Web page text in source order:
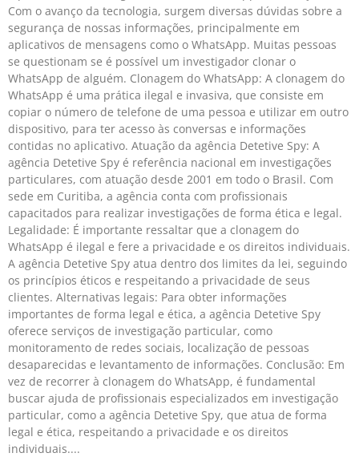
Com o avanço da tecnologia, surgem diversas dúvidas sobre a
segurança de nossas informações, principalmente em
aplicativos de mensagens como o WhatsApp. Muitas pessoas
se questionam se é possível um investigador clonar o
WhatsApp de alguém. Clonagem do WhatsApp: A clonagem do
WhatsApp é uma prática ilegal e invasiva, que consiste em
copiar o número de telefone de uma pessoa e utilizar em outro
dispositivo, para ter acesso às conversas e informações
contidas no aplicativo. Atuação da agência Detetive Spy: A
agência Detetive Spy é referência nacional em investigações
particulares, com atuação desde 2001 em todo o Brasil. Com
sede em Curitiba, a agência conta com profissionais
capacitados para realizar investigações de forma ética e legal.
Legalidade: É importante ressaltar que a clonagem do
WhatsApp é ilegal e fere a privacidade e os direitos individuais.
A agência Detetive Spy atua dentro dos limites da lei, seguindo
os princípios éticos e respeitando a privacidade de seus
clientes. Alternativas legais: Para obter informações
importantes de forma legal e ética, a agência Detetive Spy
oferece serviços de investigação particular, como
monitoramento de redes sociais, localização de pessoas
desaparecidas e levantamento de informações. Conclusão: Em
vez de recorrer à clonagem do WhatsApp, é fundamental
buscar ajuda de profissionais especializados em investigação
particular, como a agência Detetive Spy, que atua de forma
legal e ética, respeitando a privacidade e os direitos
individuais.